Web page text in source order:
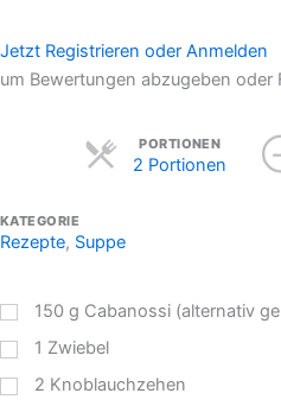
Jetzt Registrieren oder Anmelden
um Bewertungen abzugeben oder
PORTIONEN
2 Portionen
KATEGORIE
Rezepte, Suppe
150 g Cabanossi (alternativ
1 Zwiebel
2 Knoblauchzehen